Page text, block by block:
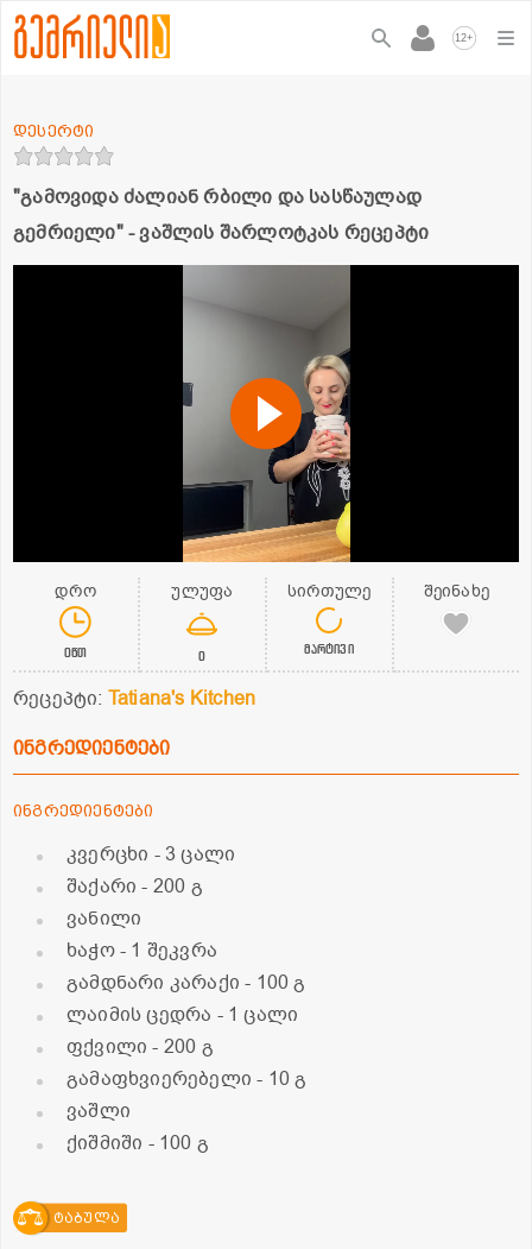
12+
"გამოვიდა ძალიან რბილი და სასწაულად
გემრიელი" - ვაშლის შარლოტკას რეცეპტი
დესერტი
დრო
0წთ
ულუფა
0
სირთულე
მარტივი
შეინახე
რეცეპტი: Tatiana's Kitchen
ინგრედიენტები
ინგრედიენტები
კვერცხი - 3 ცალი
შაქარი- 200 გ
ვანილი
ხაჭო- 1 შეკვრა
გამდნარი კარაქი- 100 გ
ლაიმის ცედრა - 1 ცალი
ფქვილი- 200 გ
გამაფხვიერებელი- 10 გ
ვაშლი
ქიშმიში - 100 გ
ტაბულა